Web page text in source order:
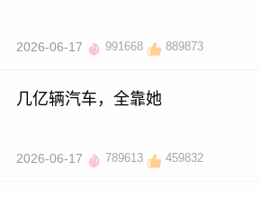
2026-06-17 991668 889873
几亿辆汽车，全靠她
2026-06-17 789613 459832